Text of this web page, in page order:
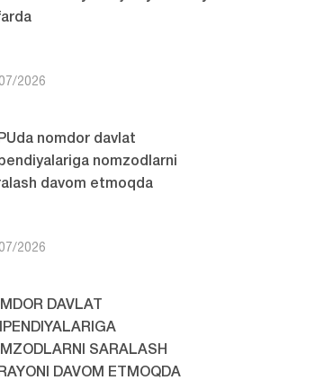
2026
nomdor davlat
nomzodlarni
davom etmoqda
2026
DAVLAT
SARALASH
DAVOM ETMOQDA